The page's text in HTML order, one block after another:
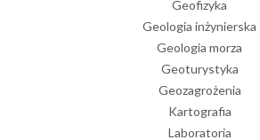
Geofizyka
Geologia inżynierska
Geologia morza
Geoturystyka
Geozagrożenia
Kartografia
Laboratoria